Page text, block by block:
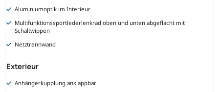
Aluminiumoptik im Interieur
Multifunktionssportlederlenkrad oben und unten abgeflacht mit
Schaltwippen
Netztrennwand
Exterieur
Anhängerkupplung anklappbar